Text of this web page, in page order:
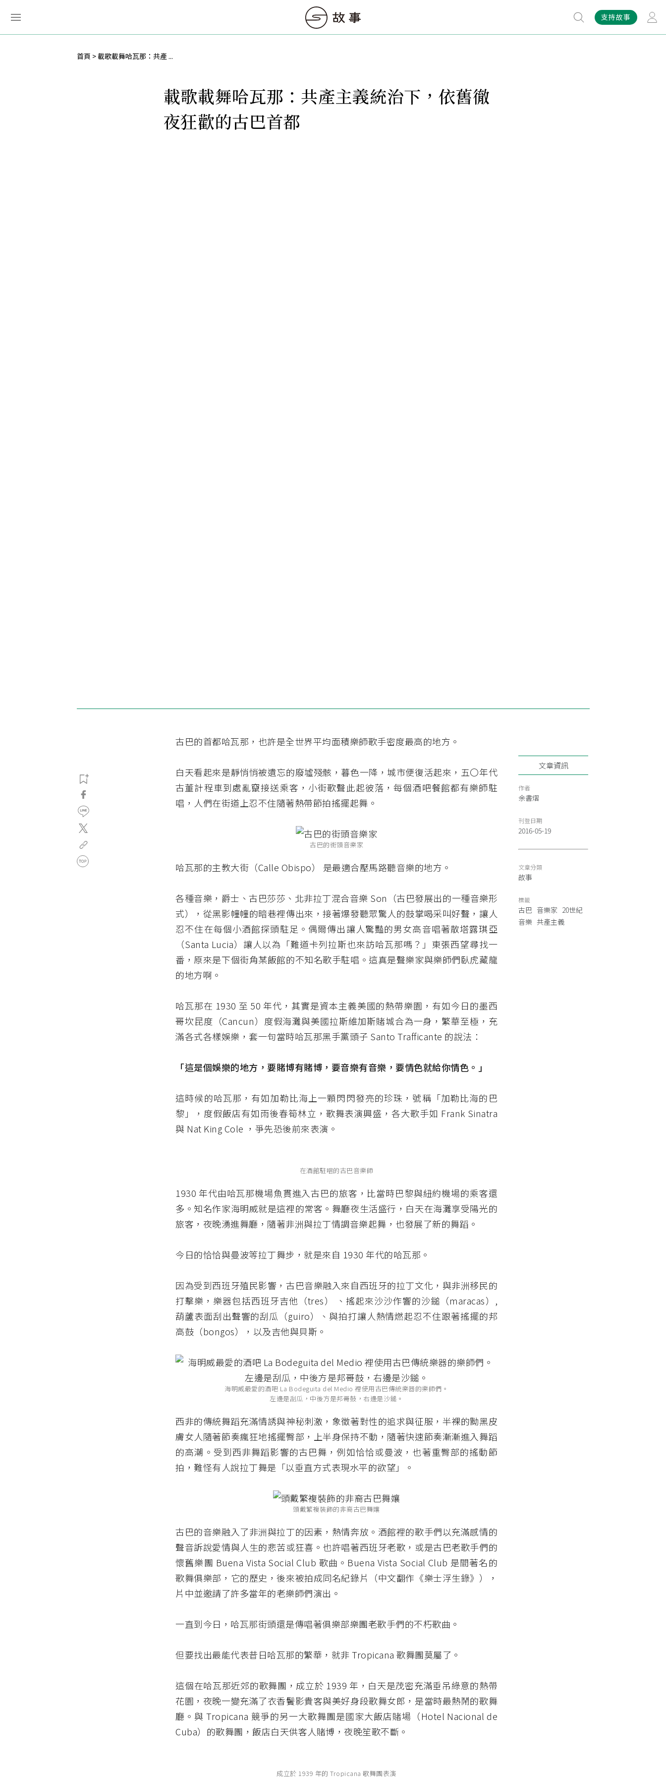
支持故事
首頁 載歌載舞哈瓦那：共產 ...
載歌載舞哈瓦那：共產主義統治下，依舊徹
夜狂歡的古巴首都
古巴的首都哈瓦那，也許是全世界平均面積樂師歌手密度最高的地方。
白天看起來是靜悄悄被遺忘的廢墟殘骸，暮色一降，城市便復活起來，五〇年代
古董計程車到處亂竄接送乘客，小街歌聲此起彼落，每個酒吧餐館都有樂師駐
唱，人們在街道上忍不住隨著熱帶節拍搖擺起舞。
古巴的街頭音樂家
哈瓦那的主教大街（Calle Obispo） 是最適合壓馬路聽音樂的地方。
各種音樂，爵士、古巴莎莎、北非拉丁混合音樂 Son（古巴發展出的一種音樂形
式），從黑影幢幢的暗巷裡傳出來，接著爆發聽眾驚人的鼓掌喝采叫好聲，讓人
忍不住在每個小酒館探頭駐足。偶爾傳出讓人驚豔的男女高音唱著散塔露琪亞
（Santa Lucia）讓人以為「難道卡列拉斯也來訪哈瓦那嗎？」東張西望尋找一
番，原來是下個街角某飯館的不知名歌手駐唱。這真是聲樂家與樂師們臥虎藏龍
的地方啊。
哈瓦那在 1930 至 50 年代，其實是資本主義美國的熱帶樂園，有如今日的墨西
哥坎昆度（Cancun）度假海灘與美國拉斯維加斯賭城合為一身，繁華至極，充
滿各式各樣娛樂，套一句當時哈瓦那黑手黨頭子 Santo Trafficante 的說法：
「這是個娛樂的地方，要賭博有賭博，要音樂有音樂，要情色就給你情色。」
這時候的哈瓦那，有如加勒比海上一顆閃閃發亮的珍珠，號稱「加勒比海的巴
黎」，度假飯店有如雨後春筍林立，歌舞表演興盛，各大歌手如 Frank Sinatra
與 Nat King Cole ，爭先恐後前來表演。
在酒館駐唱的古巴音樂師
1930 年代由哈瓦那機場魚貫進入古巴的旅客，比當時巴黎與紐約機場的乘客還
多。知名作家海明威就是這裡的常客。舞廳夜生活盛行，白天在海灘享受陽光的
旅客，夜晚湧進舞廳，隨著非洲與拉丁情調音樂起舞，也發展了新的舞蹈。
今日的恰恰與曼波等拉丁舞步，就是來自 1930 年代的哈瓦那。
因為受到西班牙殖民影響，古巴音樂融入來自西班牙的拉丁文化，與非洲移民的
打擊樂，樂器包括西班牙吉他（tres） 、搖起來沙沙作響的沙鎚（maracas）,
葫蘆表面刮出聲響的刮瓜（guiro）、與拍打讓人熱情燃起忍不住跟著搖擺的邦
高鼓（bongos），以及吉他與貝斯。
海明威最愛的酒吧 La Bodeguita del Medio 裡使用古巴傳統樂器的樂師們。
左邊是刮瓜，中後方是邦哥鼓，右邊是沙鎚。
西非的傳統舞蹈充滿情誘與神秘刺激，象徵著對性的追求與征服，半裸的黝黑皮
膚女人隨著節奏瘋狂地搖擺臀部，上半身保持不動，隨著快速節奏漸漸進入舞蹈
的高潮。受到西非舞蹈影響的古巴舞，例如恰恰或曼波，也著重臀部的搖動節
拍，難怪有人說拉丁舞是「以垂直方式表現水平的欲望」。
頭戴繁複裝飾的非裔古巴舞孃
古巴的音樂融入了非洲與拉丁的因素，熱情奔放。酒館裡的歌手們以充滿感情的
聲音訴說愛情與人生的悲苦或狂喜。也許唱著西班牙老歌，或是古巴老歌手們的
懷舊樂團 Buena Vista Social Club 歌曲。Buena Vista Social Club 是間著名的
歌舞俱樂部，它的歷史，後來被拍成同名紀錄片（中文翻作《樂士浮生錄》），
片中並邀請了許多當年的老樂師們演出。
一直到今日，哈瓦那街頭還是傳唱著俱樂部樂團老歌手們的不朽歌曲。
但要找出最能代表昔日哈瓦那的繁華，就非 Tropicana 歌舞團莫屬了。
這個在哈瓦那近郊的歌舞團，成立於 1939 年，白天是茂密充滿垂吊綠意的熱帶
花園，夜晚一變充滿了衣香鬢影貴客與美好身段歌舞女郎，是當時最熱鬧的歌舞
廳。與 Tropicana 競爭的另一大歌舞團是國家大飯店賭場（Hotel Nacional de
Cuba）的歌舞團，飯店白天供客人賭博，夜晚笙歌不斷。
成立於 1939 年的 Tropicana 歌舞團表演
文章資訊
作者
余書熠
刊登日期
2016-05-19
文章分類
故事
標籤
古巴 音樂家 20世紀
音樂 共產主義